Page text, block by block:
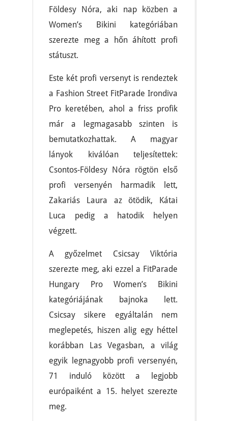
Földesy Nóra, aki nap közben a
Women’s Bikini kategóriában
szerezte meg a hőn áhított profi
státuszt.
Este két profi versenyt is rendeztek
a Fashion Street FitParade Irondiva
Pro keretében, ahol a friss profik
már a legmagasabb szinten is
bemutatkozhattak. A magyar
lányok kiválóan teljesítettek:
Csontos-Földesy Nóra rögtön első
profi versenyén harmadik lett,
Zakariás Laura az ötödik, Kátai
Luca pedig a hatodik helyen
végzett.
A győzelmet Csicsay Viktória
szerezte meg, aki ezzel a FitParade
Hungary Pro Women’s Bikini
kategóriájának bajnoka lett.
Csicsay sikere egyáltalán nem
meglepetés, hiszen alig egy héttel
korábban Las Vegasban, a világ
egyik legnagyobb profi versenyén,
71 induló között a legjobb
európaiként a 15. helyet szerezte
meg.